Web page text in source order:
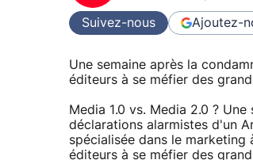
Suivez-nous Ajoutez-
Une semaine après la
éditeurs à se méfier des
Media 1.0 vs. Media 2.0 ?
déclarations alarmistes d'un
spécialisée dans le
éditeurs à se méfier des